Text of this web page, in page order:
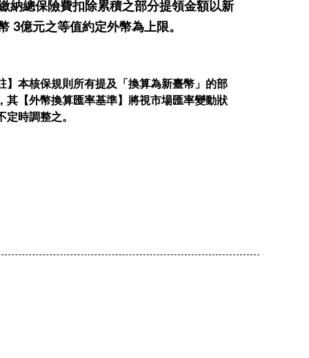
納總保險費扣除累積之部分提領金額以新
3億元之等值約定外幣為上限。
】本核保規則所有提及「換算為新臺幣」的部
其【外幣換算匯率基準】將視市場匯率變動狀
定時調整之。